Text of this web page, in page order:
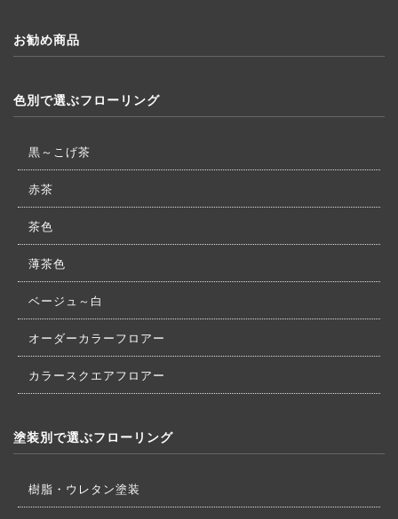
お勧め商品
色別で選ぶフローリング
黒～こげ茶
赤茶
茶色
薄茶色
ベージュ～白
オーダーカラーフロアー
カラースクエアフロアー
塗装別で選ぶフローリング
樹脂・ウレタン塗装